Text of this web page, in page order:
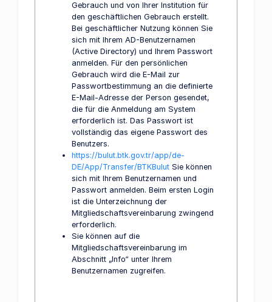
Gebrauch und von Ihrer Institution für
den geschäftlichen Gebrauch erstellt.
Bei geschäftlicher Nutzung können Sie
sich mit Ihrem AD-Benutzernamen
(Active Directory) und Ihrem Passwort
anmelden. Für den persönlichen
Gebrauch wird die E-Mail zur
Passwortbestimmung an die definierte
E-Mail-Adresse der Person gesendet,
die für die Anmeldung am System
erforderlich ist. Das Passwort ist
vollständig das eigene Passwort des
Benutzers.
https://bulut.btk.gov.tr/app/de-
DE/App/Transfer/BTKBulut Sie können
sich mit Ihrem Benutzernamen und
Passwort anmelden. Beim ersten Login
ist die Unterzeichnung der
Mitgliedschaftsvereinbarung zwingend
erforderlich.
Sie können auf die
Mitgliedschaftsvereinbarung im
Abschnitt „Info“ unter Ihrem
Benutzernamen zugreifen.